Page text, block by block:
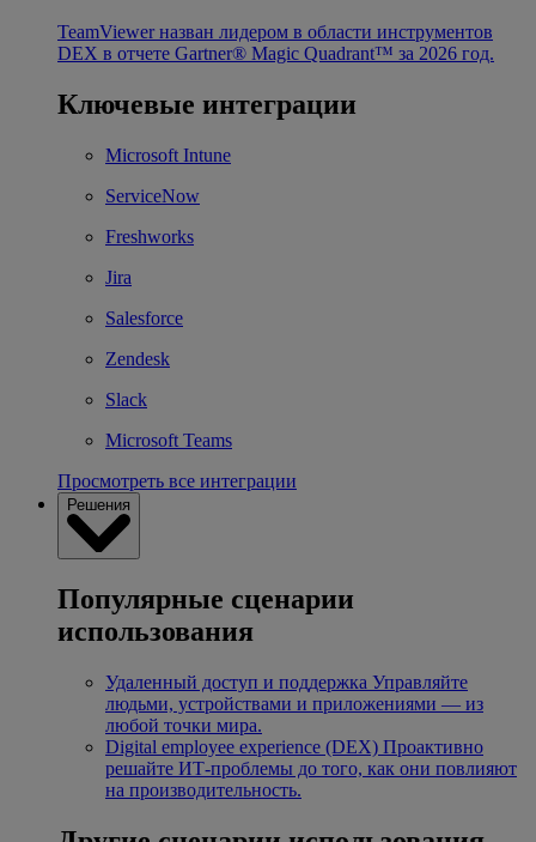
TeamViewer назван лидером в области инструментов
DEX в отчете Gartner® Magic Quadrant™ за 2026 год.
Ключевые интеграции
Microsoft Intune
ServiceNow
Freshworks
Jira
Salesforce
Zendesk
Slack
Microsoft Teams
Просмотреть все интеграции
Решения
Популярные сценарии
использования
Удаленный доступ и поддержка Управляйте
людьми, устройствами и приложениями — из
любой точки мира.
Digital employee experience (DEX) Проактивно
решайте ИТ-проблемы до того, как они повлияют
на производительность.